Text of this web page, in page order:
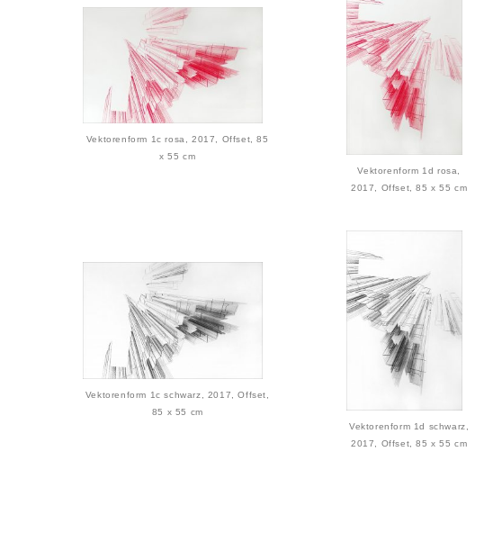
Vektorenform 1c rosa, 2017, Offset, 85
x 55 cm
Vektorenform 1d rosa,
2017, Offset, 85 x 55 cm
Vektorenform 1c schwarz, 2017, Offset,
85 x 55 cm
Vektorenform 1d schwarz,
2017, Offset, 85 x 55 cm